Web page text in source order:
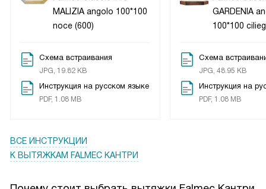
MALIZIA angolo 100*100
noce (600)
Схема встраивания
JPG, 19.82 KB
Инструкция на русском языке
PDF, 1.08 MB
GARDENIA
100*100
Схема
JPG, 48.95 KB
Инструкция на
PDF, 1.08 MB
ВСЕ ИНСТРУКЦИИ
К ВЫТЯЖКАМ FALMEC КАНТРИ